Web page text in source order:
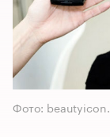
Фото: